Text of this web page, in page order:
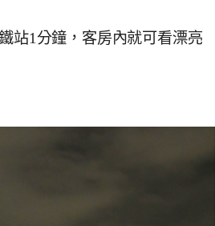
站1分鐘，客房內就可看漂亮